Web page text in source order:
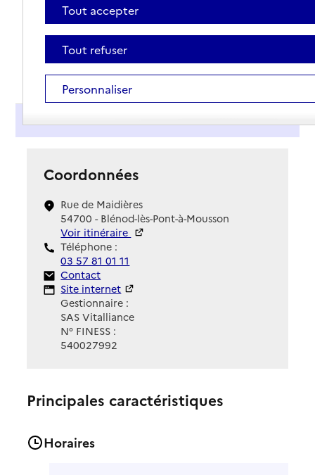
Coordonnées
Rue de Maidières
54700 - Blénod-lès-Pont-à-Mousson
Voir itinéraire
Téléphone :
03 57 81 01 11
Contact
Contact
Site Internet
Site internet
Gestionnaire :
SAS Vitalliance
N° FINESS :
540027992
Principales caractéristiques
Horaires
Tout accepter
Tout refuser
Personnaliser